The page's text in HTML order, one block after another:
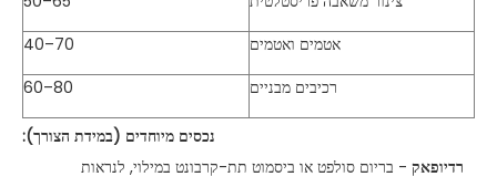
אטמים ואטמים
40–70
רכיבים מבניים
60–80
נכסים מיוחדים (במידת הצורך):
רדיופאק - בריום סולפט או ביסמוט תת-קרבונט במילוי, לנראות